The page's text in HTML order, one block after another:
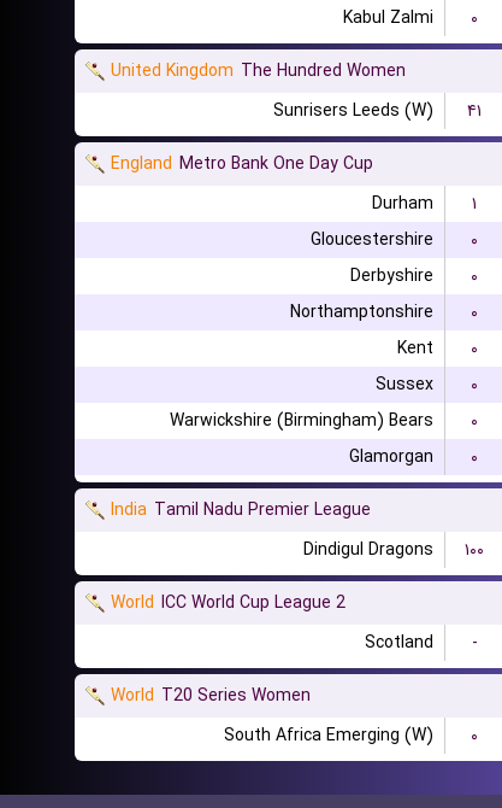
Kabul Zalmi
۰
United Kingdom The Hundred Women
Sunrisers Leeds (W)
۴۱
England Metro Bank One Day Cup
Durham
۱
Gloucestershire
۰
Derbyshire
۰
Northamptonshire
۰
Kent
۰
Sussex
۰
Warwickshire (Birmingham) Bears
۰
Glamorgan
۰
India Tamil Nadu Premier League
Dindigul Dragons
۱۰۰
World ICC World Cup League 2
Scotland
-
World T20 Series Women
South Africa Emerging (W)
۰